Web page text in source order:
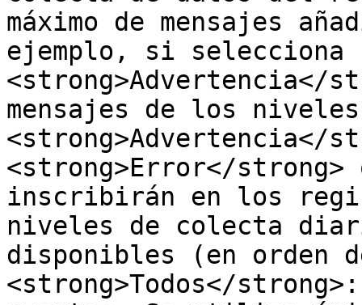
máximo de mensajes
ejemplo, si selecciona
<strong>Advertencia</
mensajes de los niveles
<strong>Advertencia</
<strong>Error</
inscribirán en los
niveles de colecta
disponibles (en orden
<strong>Todos</